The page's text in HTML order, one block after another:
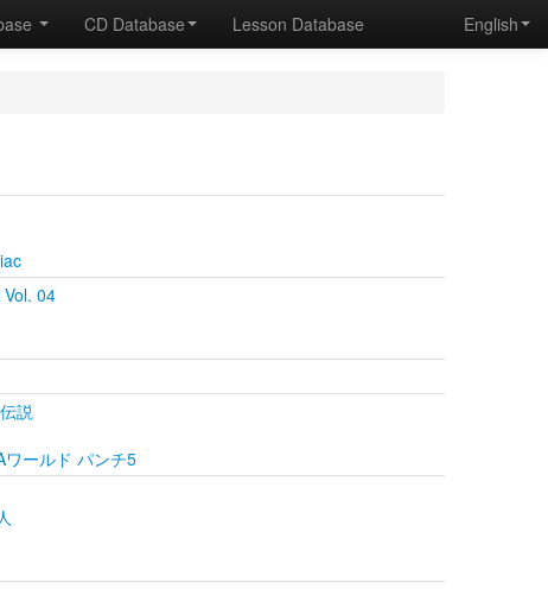
CD Database Lesson Database English
04
説
ワールド パンチ5